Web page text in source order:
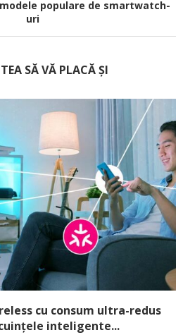
populare de smartwatch-
uri
SĂ VĂ PLACĂ ȘI
cu consum ultra-redus
inteligente...